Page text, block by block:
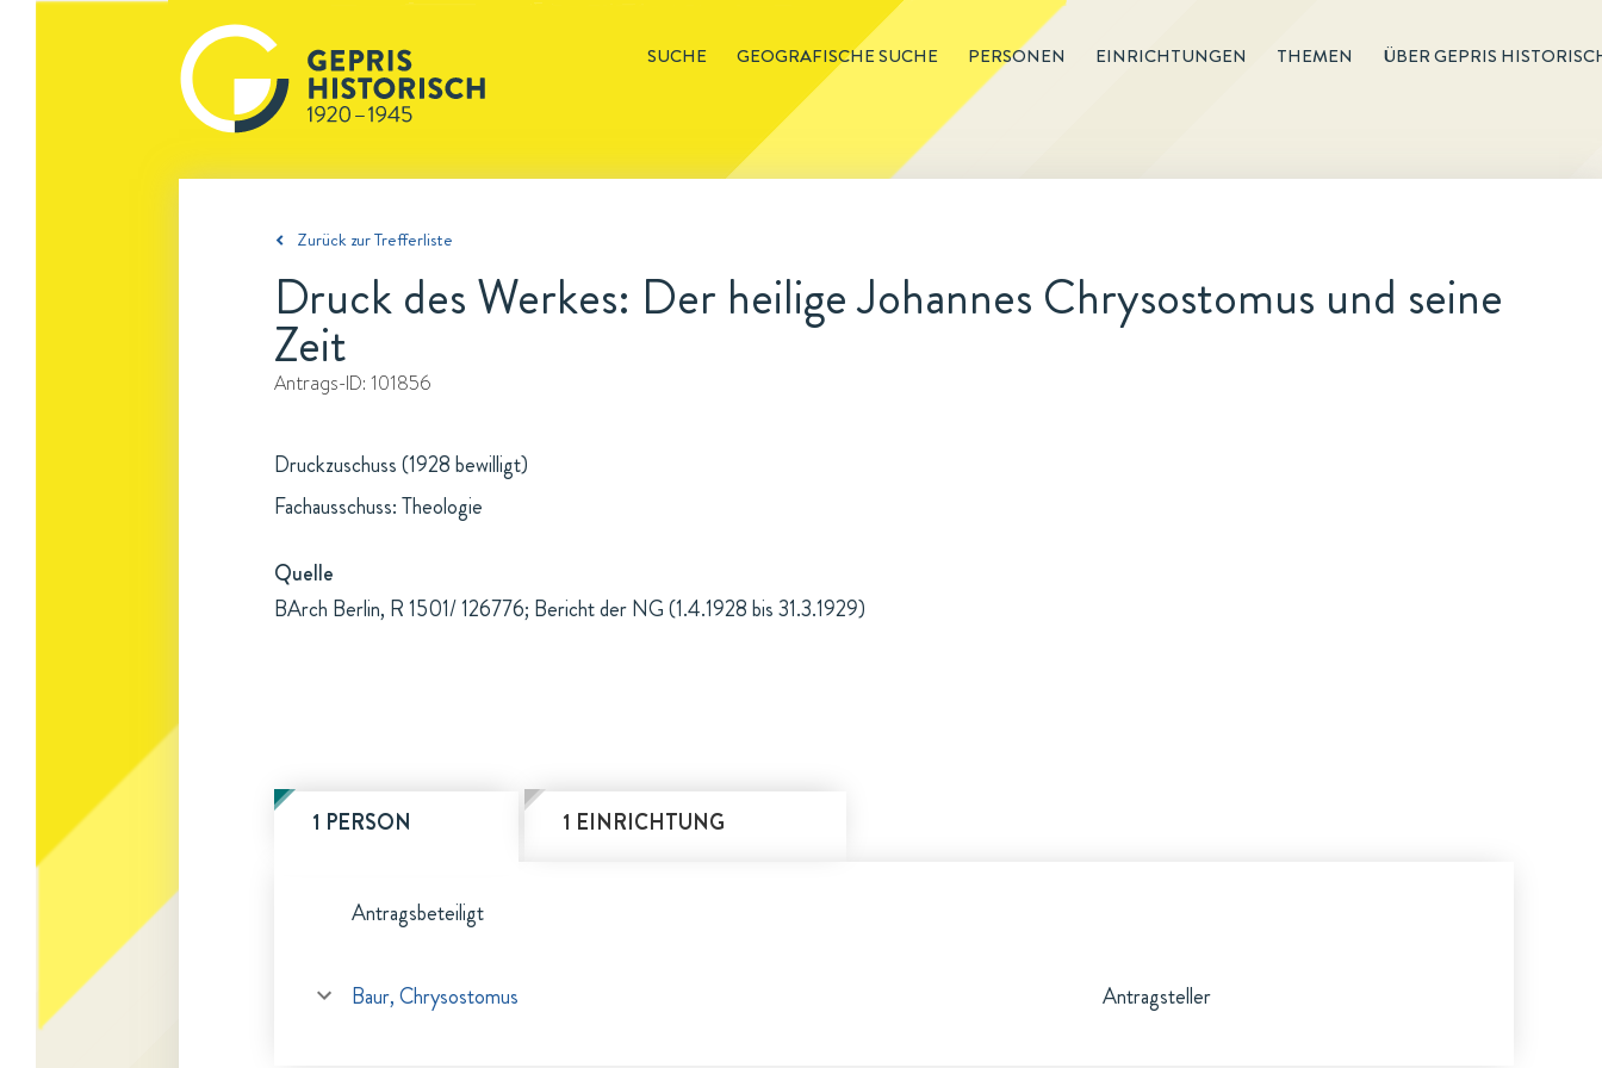
SUCHE GEOGRAFISCHE SUCHE PERSONEN EINRICHTUNGEN THEMEN ÜBER GEPRIS
Zurück zur Trefferliste
Druck des Werkes: Der heilige Johannes Chrysostomus und seine
Zeit
Antrags-ID: 101856
Druckzuschuss (1928 bewilligt)
Fachausschuss: Theologie
Quelle
BArch Berlin, R 1501/ 126776; Bericht der NG (1.4.1928 bis 31.3.1929)
1 PERSON 1 EINRICHTUNG
Antragsbeteiligt
Baur, Chrysostomus Antragsteller